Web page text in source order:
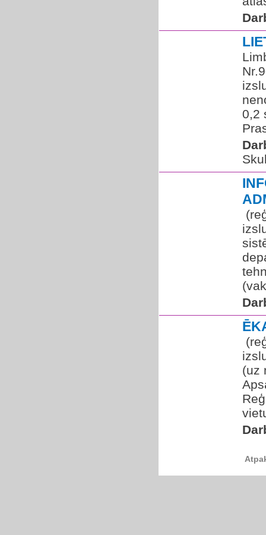
0,2
(uz